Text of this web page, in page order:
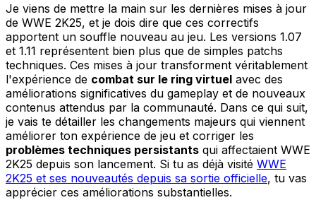
Je viens de mettre la main sur les dernières mises à jour
de WWE 2K25, et je dois dire que ces correctifs
apportent un souffle nouveau au jeu. Les versions 1.07
et 1.11 représentent bien plus que de simples patchs
techniques. Ces mises à jour transforment véritablement
l'expérience de combat sur le ring virtuel avec des
améliorations significatives du gameplay et de nouveaux
contenus attendus par la communauté. Dans ce qui suit,
je vais te détailler les changements majeurs qui viennent
améliorer ton expérience de jeu et corriger les
problèmes techniques persistants qui affectaient WWE
2K25 depuis son lancement. Si tu as déjà visité WWE
2K25 et ses nouveautés depuis sa sortie officielle, tu vas
apprécier ces améliorations substantielles.